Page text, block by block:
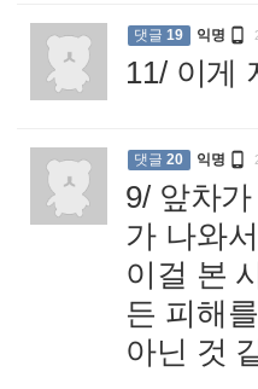
댓글 19 익명 
11/ 이게
댓글 20 익명 
9/ 앞차
가 나와
이걸 본
든 피해
아닌 것